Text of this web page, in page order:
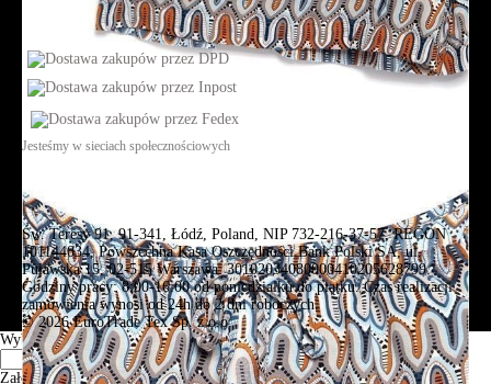
Jesteśmy w sieciach społecznościowych
Św. Teresy 91, 91-341, Łódź, Poland, NIP 732-216-37-57, REGON
101144034, Powszechna Kasa Oszczędności Bank Polski SA, ul.
Puławska 15, 02-515 Warszawa: 30102034080000410205628799.
Godziny pracy: 8:00-16:00 od poniedziałku do piątku. Czas realizacji
zamówienia wynosi od 24h do 2 dni roboczych.
© 2026 EuroTrade Tex Sp. z o.o.
Wybierz miasta
Założenia